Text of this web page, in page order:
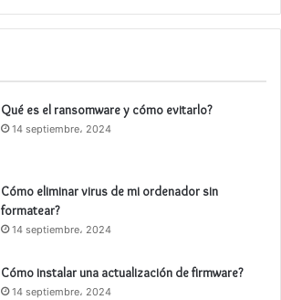
Qué es el ransomware y cómo evitarlo?
14 septiembre، 2024
Cómo eliminar virus de mi ordenador sin
formatear?
14 septiembre، 2024
Cómo instalar una actualización de firmware?
14 septiembre، 2024